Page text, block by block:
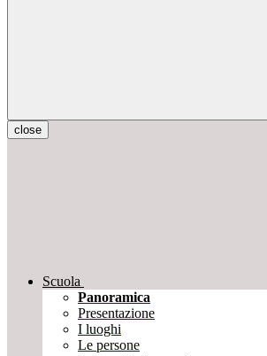
close
Scuola
Panoramica
Presentazione
I luoghi
Le persone